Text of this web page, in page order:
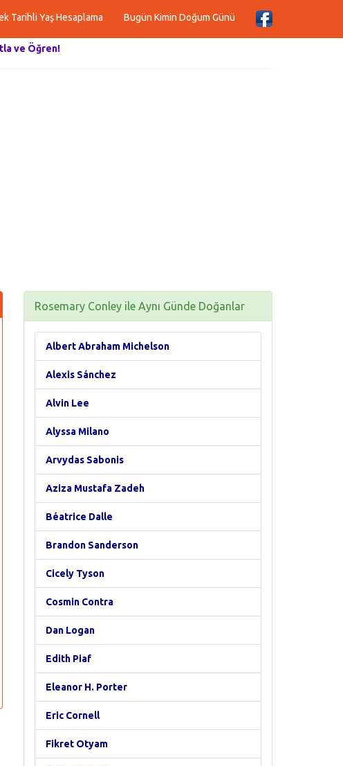
Tarihli Yaş Hesaplama Bugün Kimin Doğum Günü
ve Öğren!
Rosemary Conley ile Aynı Günde Doğanlar
Albert Abraham Michelson
Alexis Sánchez
Alvin Lee
Alyssa Milano
Arvydas Sabonis
Aziza Mustafa Zadeh
Béatrice Dalle
Brandon Sanderson
Cicely Tyson
Cosmin Contra
Dan Logan
Edith Piaf
Eleanor H. Porter
Eric Cornell
Fikret Otyam